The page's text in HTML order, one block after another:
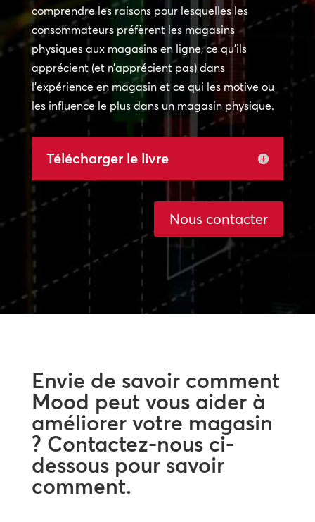
comprendre les raisons pour lesquelles les
consommateurs préfèrent les magasins
physiques aux magasins en ligne, ce qu’ils
apprécient (et n’apprécient pas) dans
l’expérience en magasin et ce qui les motive ou
les influence le plus dans un magasin physique.
Télécharger le livre
Nous contacter
Envie de savoir comment
Mood peut vous aider à
améliorer votre magasin
? Contactez-nous ci-
dessous pour savoir
comment.